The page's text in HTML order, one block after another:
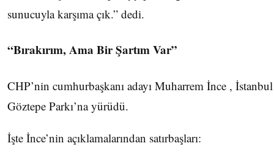
sunucuyla karşıma çık.” dedi.
“Bırakırım, Ama Bir Şartım Var”
CHP’nin cumhurbaşkanı adayı Muharrem İnce ,
Göztepe Parkı’na yürüdü.
İşte İnce’nin açıklamalarından satırbaşları: